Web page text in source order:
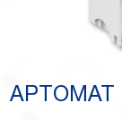
APTOMAT